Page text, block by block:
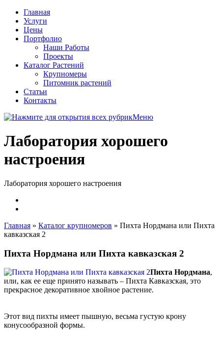
Главная
Услуги
Цены
Портфолио
Наши Работы
Проекты
Каталог Растений
Крупномеры
Питомник растений
Статьи
Контакты
Меню
Лаборатория хорошего
настроения
Лаборатория хорошего настроения
Главная » Каталог крупномеров » Пихта Нордмана или Пихта
кавказская 2
Пихта Нордмана или Пихта кавказская 2
Пихта Нордмана,
или, как ее еще принято называть – Пихта Кавказская, это
прекрасное декоративное хвойное растение.
Этот вид пихты имеет пышную, весьма густую крону
конусообразной формы.